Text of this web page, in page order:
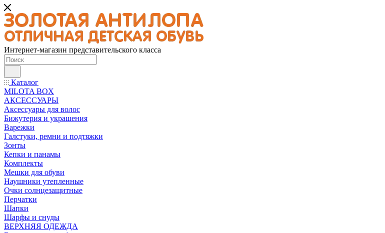
Интернет-магазин представительского класса
Каталог
MILOTA BOX
АКСЕССУАРЫ
Аксессуары для волос
Бижутерия и украшения
Варежки
Галстуки, ремни и подтяжки
Зонты
Кепки и панамы
Комплекты
Мешки для обуви
Наушники утепленные
Очки солнцезащитные
Перчатки
Шапки
Шарфы и снуды
ВЕРХНЯЯ ОДЕЖДА